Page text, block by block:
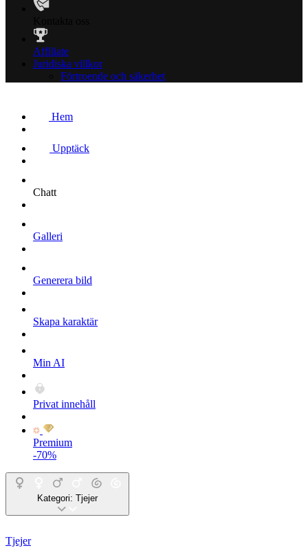
Affiliate
Juridiska villkor
Förtroende och säkerhet
Hem
Upptäck
Chatt
Galleri
Generera bild
Skapa karaktär
Min AI
Privat innehåll
Premium
-70%
Kategori: Tjejer
Tjejer